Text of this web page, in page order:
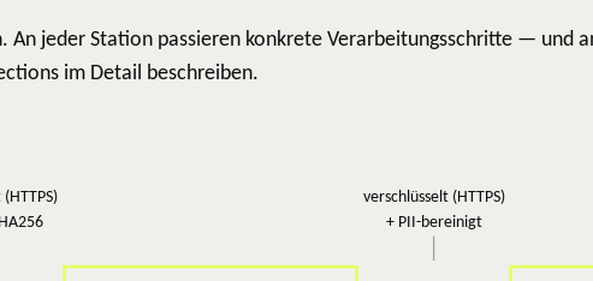
jeder Station passieren konkrete Verarbeitungsschritte — und
im Detail beschreiben.
verschlüsselt (HTTPS)
+ PII-bereinigt